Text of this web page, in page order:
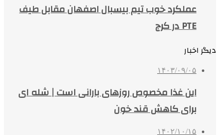
عملکرد خوب تیم بیسبال اصفهان مقابل طیف
PTE در کرج
دیگر اخبار
۱۴۰۳/۰۹/۰۵
این غذا مخصوص روزهای بارانی است | شله ای
برای کاهش قند خون
۱۴۰۲/۱۰/۱۵